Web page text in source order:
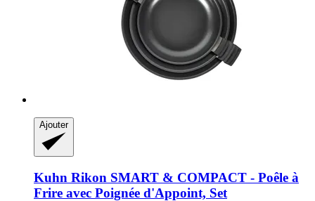
Ajouter
Kuhn Rikon SMART & COMPACT -​ Poêle à
Frire avec Poignée d'Appoint, Set